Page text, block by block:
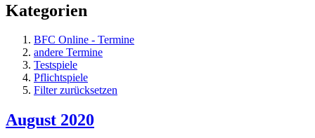
Kategorien
BFC Online - Termine
andere Termine
Testspiele
Pflichtspiele
Filter zurücksetzen
August 2020